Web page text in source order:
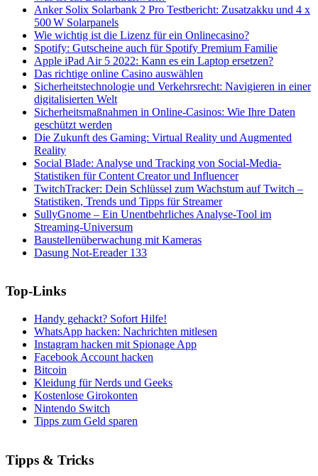
Anker Solix Solarbank 2 Pro Testbericht: Zusatzakku und 4 x
500 W Solarpanels
Wie wichtig ist die Lizenz für ein Onlinecasino?
Spotify: Gutscheine auch für Spotify Premium Familie
Apple iPad Air 5 2022: Kann es ein Laptop ersetzen?
Das richtige online Casino auswählen
Sicherheitstechnologie und Verkehrsrecht: Navigieren in einer
digitalisierten Welt
Sicherheitsmaßnahmen in Online-Casinos: Wie Ihre Daten
geschützt werden
Die Zukunft des Gaming: Virtual Reality und Augmented
Reality
Social Blade: Analyse und Tracking von Social-Media-
Statistiken für Content Creator und Influencer
TwitchTracker: Dein Schlüssel zum Wachstum auf Twitch –
Statistiken, Trends und Tipps für Streamer
SullyGnome – Ein Unentbehrliches Analyse-Tool im
Streaming-Universum
Baustellenüberwachung mit Kameras
Dasung Not-Ereader 133
Top-Links
Handy gehackt? Sofort Hilfe!
WhatsApp hacken: Nachrichten mitlesen
Instagram hacken mit Spionage App
Facebook Account hacken
Bitcoin
Kleidung für Nerds und Geeks
Kostenlose Girokonten
Nintendo Switch
Tipps zum Geld sparen
Tipps & Tricks